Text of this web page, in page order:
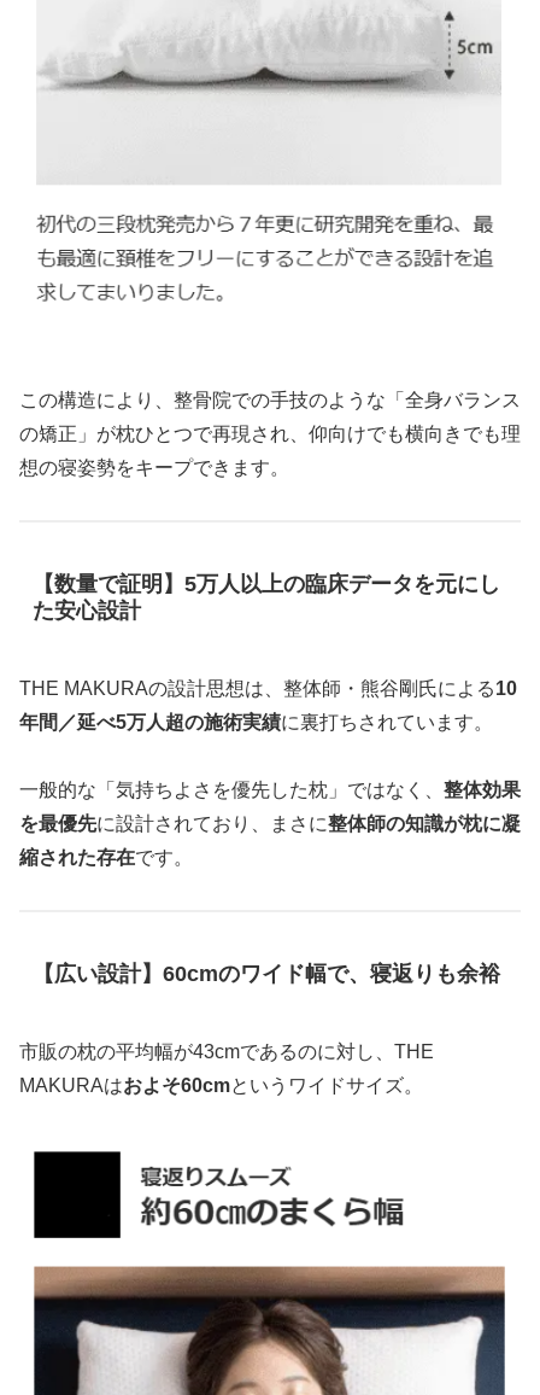
この構造により、整骨院での手技のような「全身バランス
の矯正」が枕ひとつで再現され、仰向けでも横向きでも理
想の寝姿勢をキープできます。
【数量で証明】5万人以上の臨床データを元にし
た安心設計
THE MAKURAの設計思想は、整体師・熊谷剛氏による10
年間／延べ5万人超の施術実績に裏打ちされています。
一般的な「気持ちよさを優先した枕」ではなく、 整体効果
を最優先に設計されており、まさに整体師の知識が枕に凝
縮された存在です。
【広い設計】60cmのワイド幅で、寝返りも余裕
市販の枕の平均幅が43cmであるのに対し、THE
MAKURAはおよそ60cmというワイドサイズ。